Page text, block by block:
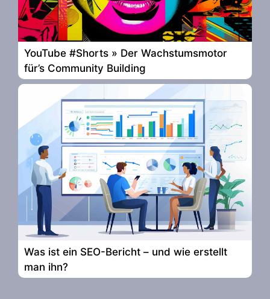
YouTube #Shorts » Der Wachstumsmotor
für’s Community Building
Was ist ein SEO-Bericht – und wie erstellt
man ihn?